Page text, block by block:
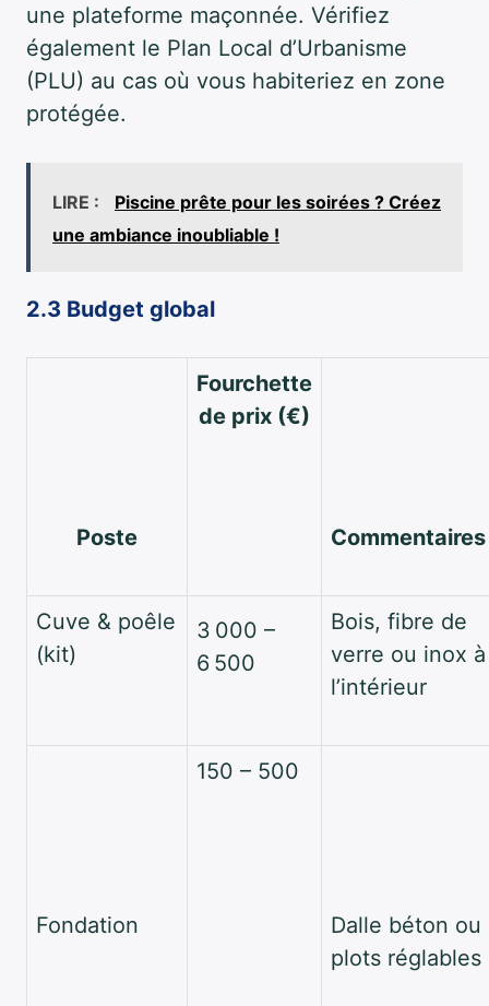
une plateforme maçonnée. Vérifiez
également le Plan Local d’Urbanisme
(PLU) au cas où vous habiteriez en zone
protégée.
LIRE :
Piscine prête pour les soirées ? Créez
une ambiance inoubliable !
2.3 Budget global
Poste
Fourchette
de prix (€)
Commentaires
Cuve & poêle
(kit)
3 000 –
6 500
Bois, fibre de
verre ou inox à
l’intérieur
Fondation
150 – 500
Dalle béton ou
plots réglables